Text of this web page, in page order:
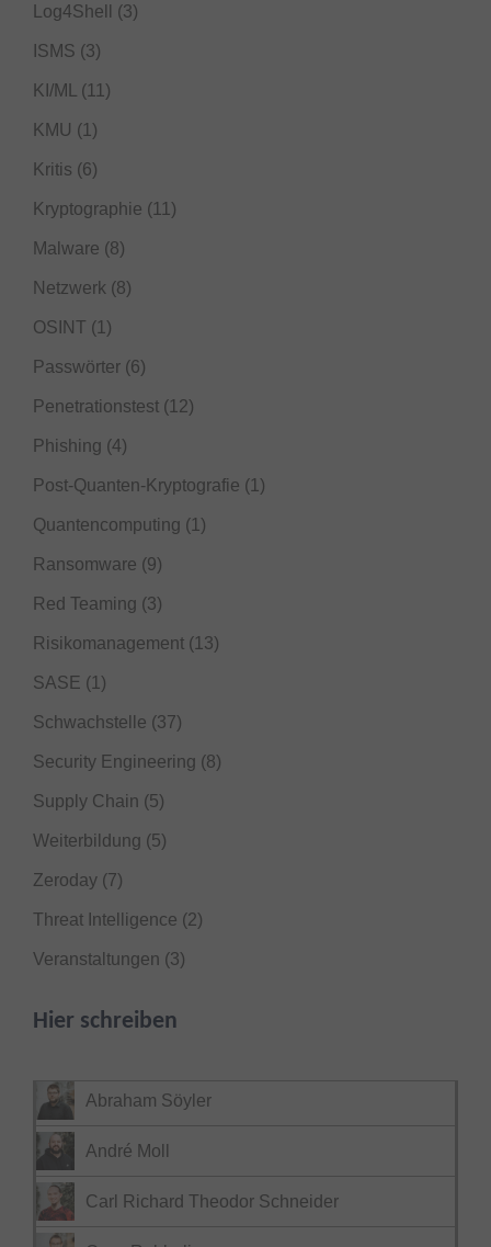
Log4Shell (3)
ISMS (3)
KI/ML (11)
KMU (1)
Kritis (6)
Kryptographie (11)
Malware (8)
Netzwerk (8)
OSINT (1)
Passwörter (6)
Penetrationstest (12)
Phishing (4)
Post-Quanten-Kryptografie (1)
Quantencomputing (1)
Ransomware (9)
Red Teaming (3)
Risikomanagement (13)
SASE (1)
Schwachstelle (37)
Security Engineering (8)
Supply Chain (5)
Weiterbildung (5)
Zeroday (7)
Threat Intelligence (2)
Veranstaltungen (3)
Hier schreiben
Abraham Söyler
André Moll
Carl Richard Theodor Schneider